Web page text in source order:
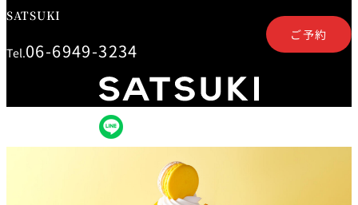
創作料理
カフェ・ラウンジ
ストア オープン
問
合
SATSUKI
Tel.06-6949-3234
ご予約